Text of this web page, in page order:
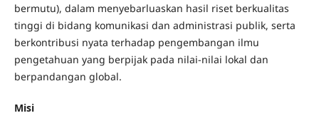
bermutu), dalam menyebarluaskan hasil riset berkualitas
tinggi di bidang komunikasi dan administrasi publik, serta
berkontribusi nyata terhadap pengembangan ilmu
pengetahuan yang berpijak pada nilai-nilai lokal dan
berpandangan global.
Misi